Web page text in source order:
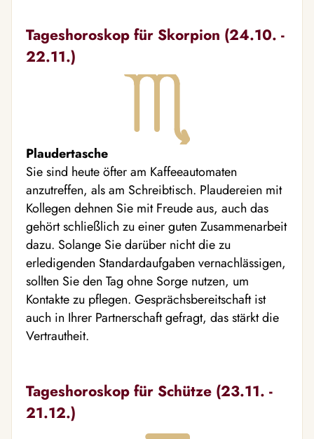
Tageshoroskop für Skorpion (24.10. -
22.11.)
Plaudertasche
Sie sind heute öfter am Kaffeeautomaten
anzutreffen, als am Schreibtisch. Plaudereien mit
Kollegen dehnen Sie mit Freude aus, auch das
gehört schließlich zu einer guten Zusammenarbeit
dazu. Solange Sie darüber nicht die zu
erledigenden Standardaufgaben vernachlässigen,
sollten Sie den Tag ohne Sorge nutzen, um
Kontakte zu pflegen. Gesprächsbereitschaft ist
auch in Ihrer Partnerschaft gefragt, das stärkt die
Vertrautheit.
Tageshoroskop für Schütze (23.11. -
21.12.)